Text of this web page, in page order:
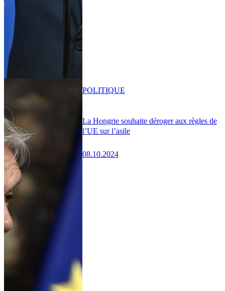
La Hongrie souhaite déroger aux règles de
l’UE sur l’asile
08.10.2024
POLITIQUE